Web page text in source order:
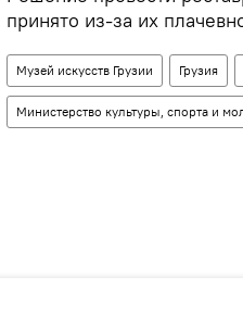
принято из-за их
Музей искусств Грузии Грузия
Министерство культуры, спорта и